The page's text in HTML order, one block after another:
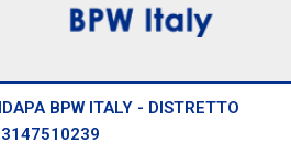
BPW ITALY - DISTRETTO